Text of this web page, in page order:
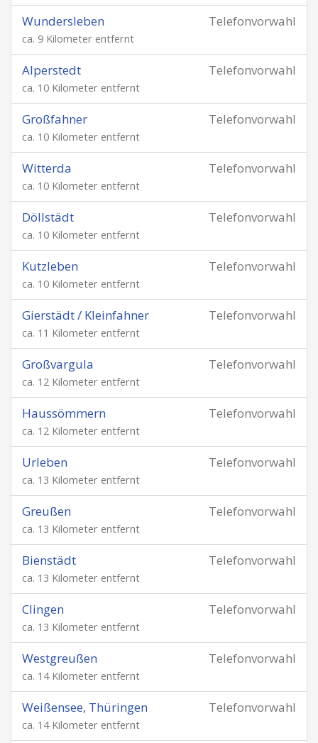
Telefonvorwahl
Wundersleben
ca. 9 Kilometer entfernt
Telefonvorwahl
Alperstedt
ca. 10 Kilometer entfernt
Telefonvorwahl
Großfahner
ca. 10 Kilometer entfernt
Telefonvorwahl
Witterda
ca. 10 Kilometer entfernt
Telefonvorwahl
Döllstädt
ca. 10 Kilometer entfernt
Telefonvorwahl
Kutzleben
ca. 10 Kilometer entfernt
Telefonvorwahl
Gierstädt / Kleinfahner
ca. 11 Kilometer entfernt
Telefonvorwahl
Großvargula
ca. 12 Kilometer entfernt
Telefonvorwahl
Haussömmern
ca. 12 Kilometer entfernt
Telefonvorwahl
Urleben
ca. 13 Kilometer entfernt
Telefonvorwahl
Greußen
ca. 13 Kilometer entfernt
Telefonvorwahl
Bienstädt
ca. 13 Kilometer entfernt
Telefonvorwahl
Clingen
ca. 13 Kilometer entfernt
Telefonvorwahl
Westgreußen
ca. 14 Kilometer entfernt
Telefonvorwahl
Weißensee, Thüringen
ca. 14 Kilometer entfernt